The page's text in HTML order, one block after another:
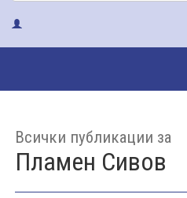
Всички публикации за
Пламен Сивов